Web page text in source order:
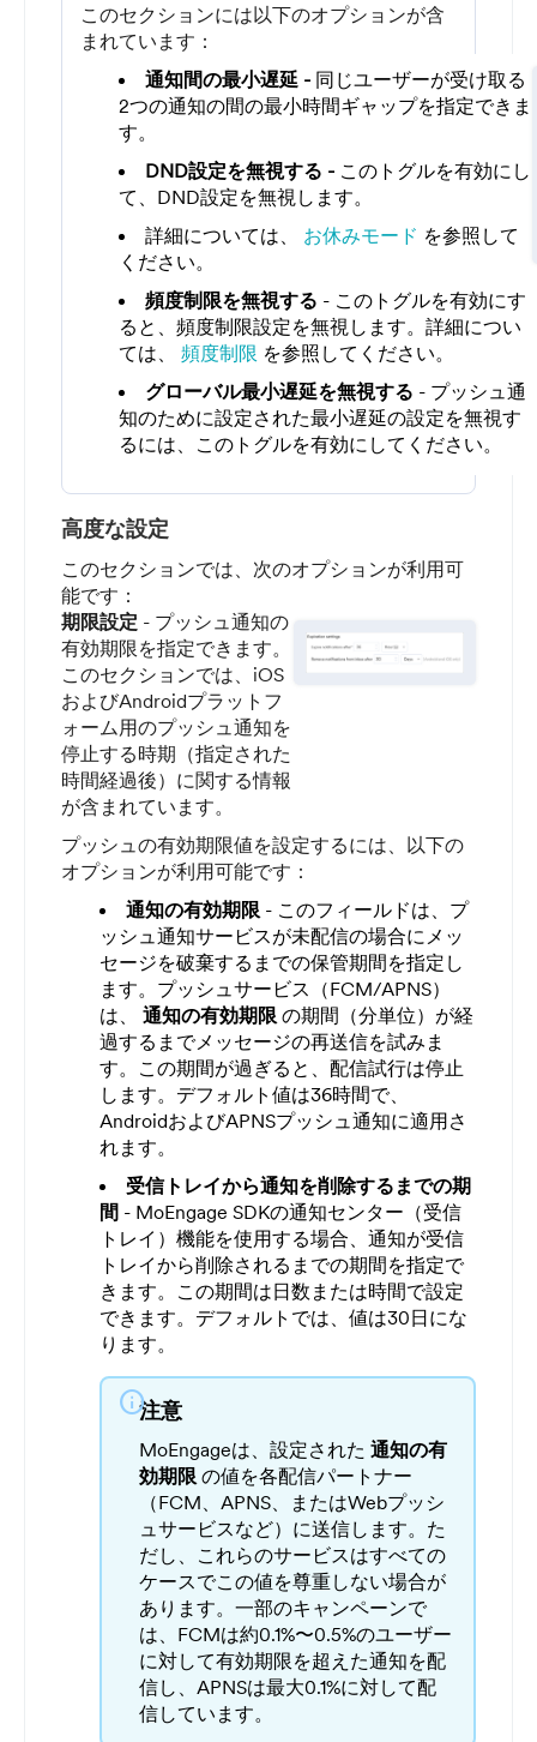
このセクションには以下のオプションが含
まれています：
通知間の最小遅延 - 同じユーザーが受け取る
2つの通知の間の最小時間ギャップを指定できま
す。
DND設定を無視する - このトグルを有効にし
て、DND設定を無視します。
詳細については、 お休みモード を参照して
ください。
頻度制限を無視する - このトグルを有効にす
ると、頻度制限設定を無視します。詳細につい
ては、 頻度制限 を参照してください。
グローバル最小遅延を無視する - プッシュ通
知のために設定された最小遅延の設定を無視す
るには、このトグルを有効にしてください。
高度な設定
このセクションでは、次のオプションが利用可
能です：
期限設定 - プッシュ通知の
有効期限を指定できます。
このセクションでは、iOS
およびAndroidプラットフ
ォーム用のプッシュ通知を
停止する時期（指定された
時間経過後）に関する情報
が含まれています。
プッシュの有効期限値を設定するには、以下の
オプションが利用可能です：
通知の有効期限 - このフィールドは、プ
ッシュ通知サービスが未配信の場合にメッ
セージを破棄するまでの保管期間を指定し
ます。プッシュサービス（FCM/APNS）
は、 通知の有効期限 の期間（分単位）が経
過するまでメッセージの再送信を試みま
す。この期間が過ぎると、配信試行は停止
します。デフォルト値は36時間で、
AndroidおよびAPNSプッシュ通知に適用さ
れます。
受信トレイから通知を削除するまでの期
間 - MoEngage SDKの通知センター（受信
トレイ）機能を使用する場合、通知が受信
トレイから削除されるまでの期間を指定で
きます。この期間は日数または時間で設定
できます。デフォルトでは、値は30日にな
ります。
info注意
MoEngageは、設定された 通知の有
効期限 の値を各配信パートナー
（FCM、APNS、またはWebプッシ
ュサービスなど）に送信します。た
だし、これらのサービスはすべての
ケースでこの値を尊重しない場合が
あります。一部のキャンペーンで
は、FCMは約0.1%〜0.5%のユーザー
に対して有効期限を超えた通知を配
信し、APNSは最大0.1%に対して配
信しています。